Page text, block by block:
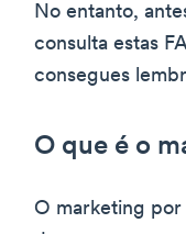
No entanto,
consulta estas
consegues
O que é o
O marketing por